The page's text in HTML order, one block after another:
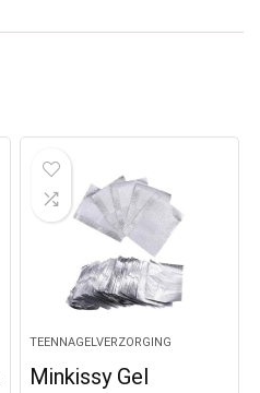
TEENNAGELVERZORGING
Minkissy Gel